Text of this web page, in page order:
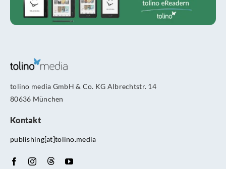
tolino media GmbH & Co. KG Albrechtstr. 14
80636 München
Kontakt
publishing[at]tolino.media